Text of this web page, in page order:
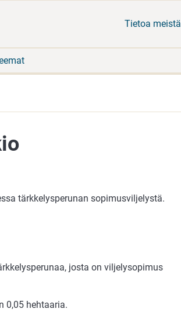
Tietoa meistä
tärkkelysperunan sopimusviljelystä.
josta on viljelysopimus
0,05 hehtaaria.